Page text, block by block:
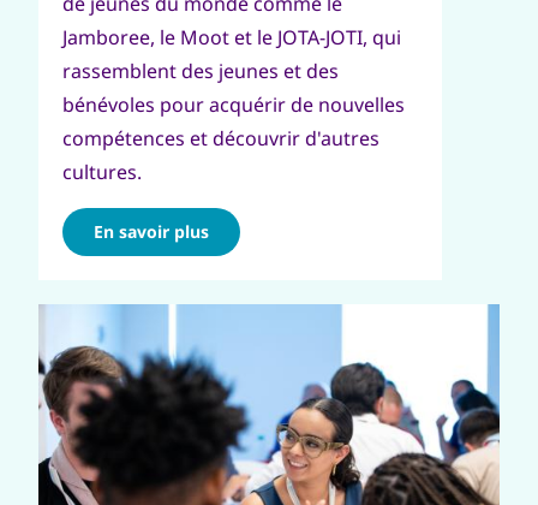
Jamboree, le Moot et le JOTA-JOTI, qui
rassemblent des jeunes et des
bénévoles pour acquérir de nouvelles
compétences et découvrir d'autres
cultures.
En savoir plus